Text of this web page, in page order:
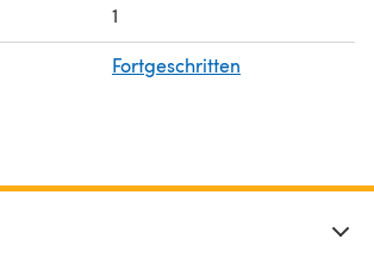
1
Fortgeschritten